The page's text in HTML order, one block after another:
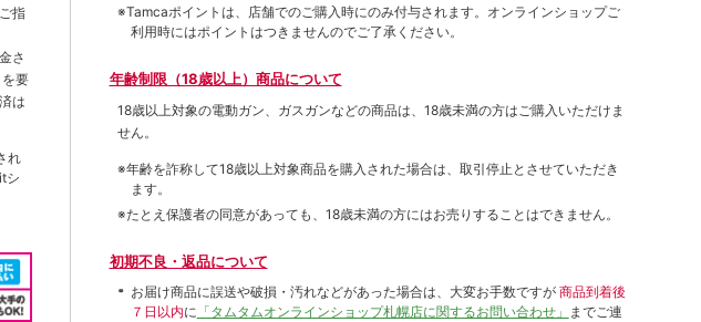
指
さ
要
は
れ
シ
※Tamcaポイントは、店舗でのご購⼊時にのみ付与されます。オンラインショップご
利用時にはポイントはつきませんのでご了承ください。
年齢制限（18歳以上）商品について
18歳以上対象の電動ガン、ガスガンなどの商品は、18歳未満の方はご購入いただけま
せん。
※年齢を詐称して18歳以上対象商品を購入された場合は、取引停止とさせていただき
ます。
※たとえ保護者の同意があっても、18歳未満の方にはお売りすることはできません。
初期不良・返品について
お届け商品に誤送や破損・汚れなどがあった場合は、大変お手数ですが 商品到着後
７日以内に 「タムタムオンラインショップ札幌店に関するお問い合わせ」 までご連